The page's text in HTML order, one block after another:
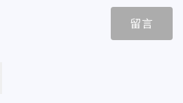
留言